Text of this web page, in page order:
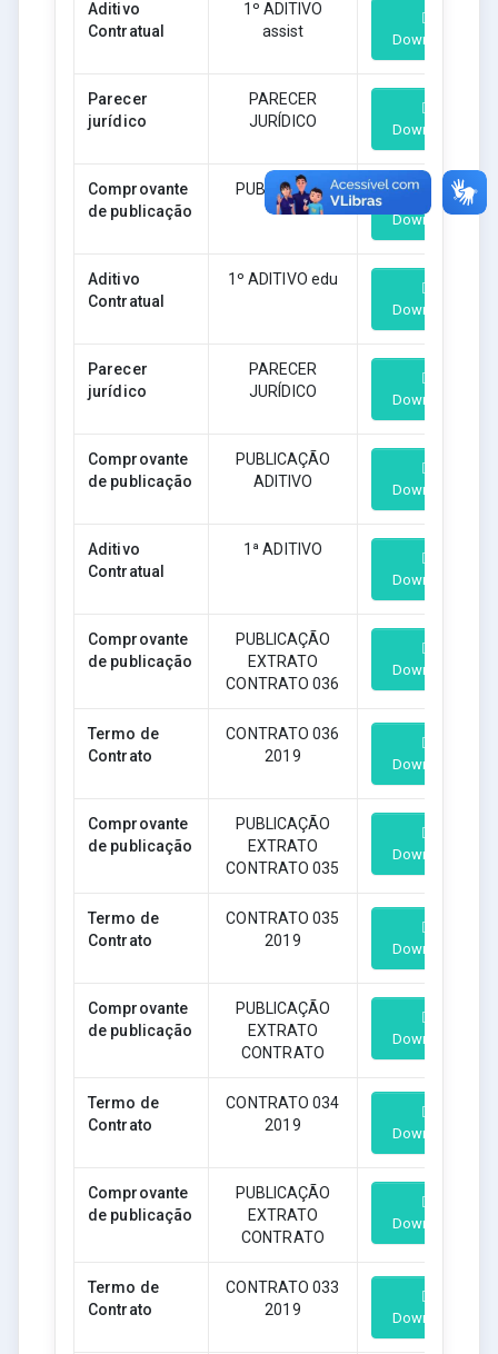
Aditivo
Contratual
1º ADITIVO
assist
Download
Parecer
jurídico
PARECER
JURÍDICO
Download
Comprovante
de publicação
PUBLICAÇÃO
Download
Aditivo
Contratual
1º ADITIVO edu
Download
Parecer
jurídico
PARECER
JURÍDICO
Download
Comprovante
de publicação
PUBLICAÇÃO
ADITIVO
Download
Aditivo
Contratual
1ª ADITIVO
Download
Comprovante
de publicação
PUBLICAÇÃO
EXTRATO
CONTRATO 036
Download
Termo de
Contrato
CONTRATO 036
2019
Download
Comprovante
de publicação
PUBLICAÇÃO
EXTRATO
CONTRATO 035
Download
Termo de
Contrato
CONTRATO 035
2019
Download
Comprovante
de publicação
PUBLICAÇÃO
EXTRATO
CONTRATO
Download
Termo de
Contrato
CONTRATO 034
2019
Download
Comprovante
de publicação
PUBLICAÇÃO
EXTRATO
CONTRATO
Download
Termo de
Contrato
CONTRATO 033
2019
Download